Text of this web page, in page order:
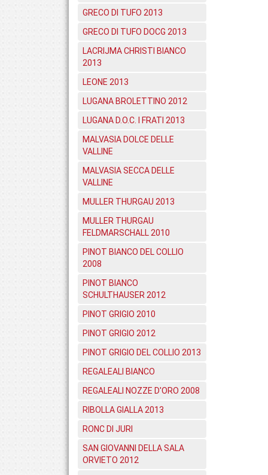
GRECO DI TUFO 2013
GRECO DI TUFO DOCG 2013
LACRIJMA CHRISTI BIANCO
2013
LEONE 2013
LUGANA BROLETTINO 2012
LUGANA D.O.C. I FRATI 2013
MALVASIA DOLCE DELLE
VALLINE
MALVASIA SECCA DELLE
VALLINE
MULLER THURGAU 2013
MULLER THURGAU
FELDMARSCHALL 2010
PINOT BIANCO DEL COLLIO
2008
PINOT BIANCO
SCHULTHAUSER 2012
PINOT GRIGIO 2010
PINOT GRIGIO 2012
PINOT GRIGIO DEL COLLIO 2013
REGALEALI BIANCO
REGALEALI NOZZE D'ORO 2008
RIBOLLA GIALLA 2013
RONC DI JURI
SAN GIOVANNI DELLA SALA
ORVIETO 2012